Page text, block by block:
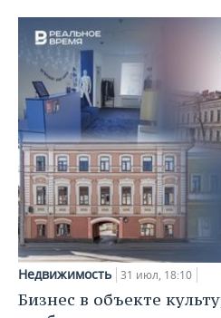
Недвижимость 31 июл, 18:10
Бизнес в объекте